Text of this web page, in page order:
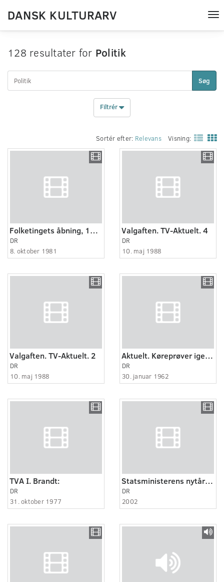
DANSK KULTURARV
128 resultater for Politik
Søg
Filtrér
Sortér efter: Relevans Visning:
Folketingets åbning, 1981
DR
8. oktober 1981
Valgaften. TV-Aktuelt. 4
DR
10. maj 1988
Valgaften. TV-Aktuelt. 2
DR
10. maj 1988
Aktuelt. Køreprøver igen i Esbjerg. Interview med kørelærer Alfred Olsen og politik..
DR
30. januar 1962
TVA I. Brandt:
DR
31. oktober 1977
Statsministerens nytårstale - 2002
DR
2002